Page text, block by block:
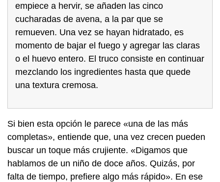
empiece a hervir, se añaden las cinco
cucharadas de avena, a la par que se
remueven. Una vez se hayan hidratado, es
momento de bajar el fuego y agregar las claras
o el huevo entero. El truco consiste en continuar
mezclando los ingredientes hasta que quede
una textura cremosa.
Si bien esta opción le parece «una de las más
completas», entiende que, una vez crecen pueden
buscar un toque más crujiente. «Digamos que
hablamos de un niño de doce años. Quizás, por
falta de tiempo, prefiere algo más rápido». En ese